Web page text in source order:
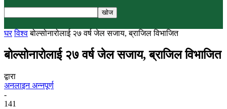
घर विश्व बोल्सोनारोलाई २७ वर्ष जेल सजाय, ब्राजिल विभाजित
बोल्सोनारोलाई २७ वर्ष जेल सजाय, ब्राजिल विभाजित
द्वारा
अनलाइन अन्नपूर्ण
-
141